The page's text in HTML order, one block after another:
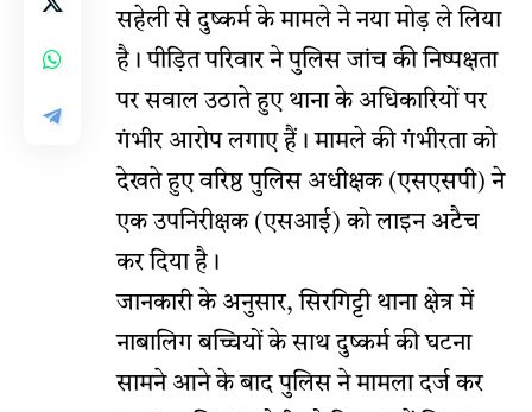
सहेली से दुष्कर्म के मामले ने नया मोड़ ले लिया
है। पीड़ित परिवार ने पुलिस जांच की निष्पक्षता
पर सवाल उठाते हुए थाना के अधिकारियों पर
गंभीर आरोप लगाए हैं। मामले की गंभीरता को
देखते हुए वरिष्ठ पुलिस अधीक्षक (एसएसपी) ने
एक उपनिरीक्षक (एसआई) को लाइन अटैच
कर दिया है।
जानकारी के अनुसार, सिरगिट्टी थाना क्षेत्र में
नाबालिग बच्चियों के साथ दुष्कर्म की घटना
सामने आने के बाद पुलिस ने मामला दर्ज कर